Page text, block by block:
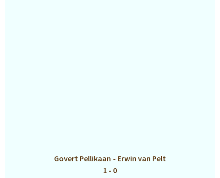
Govert Pellikaan - Erwin van Pelt
1 - 0